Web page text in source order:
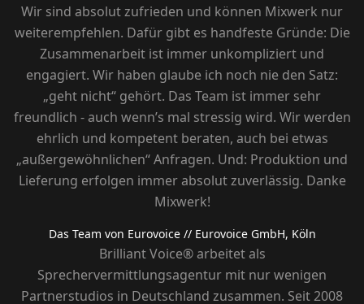
Wir sind absolut zufrieden und können Mixwerk nur
weiterempfehlen. Dafür gibt es handfeste Gründe: Die
Zusammenarbeit ist immer unkompliziert und
engagiert. Wir haben glaube ich noch nie den Satz:
„geht nicht“ gehört. Das Team ist immer sehr
freundlich - auch wenn’s mal stressig wird. Wir werden
ehrlich und kompetent beraten, auch bei etwas
„außergewöhnlichen“ Anfragen. Und: Produktion und
Lieferung erfolgen immer absolut zuverlässig. Danke
Mixwerk!
Das Team von Eurovoice // Eurovoice GmbH, Köln
Brilliant Voice® arbeitet als
Sprechervermittlungsagentur mit nur wenigen
Partnerstudios in Deutschland zusammen. Seit 2008